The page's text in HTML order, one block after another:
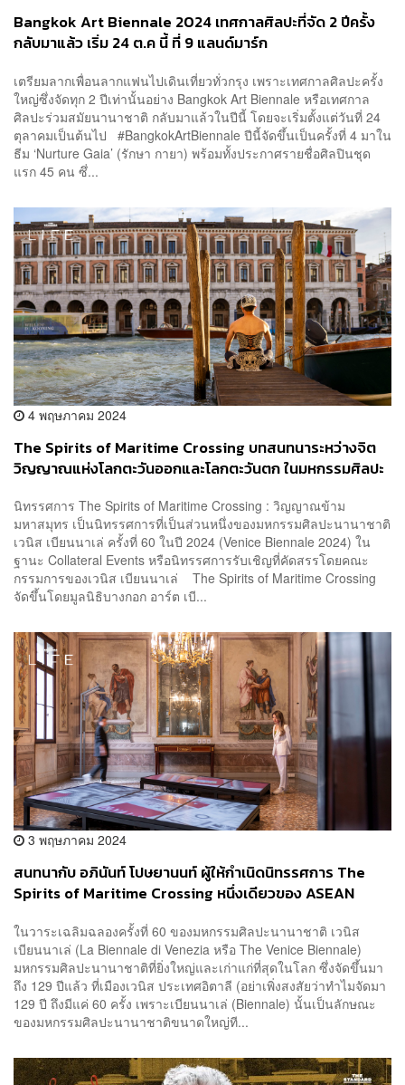
Bangkok Art Biennale 2024 เทศกาลศิลปะที่จัด 2 ปีครั้ง
กลับมาแล้ว เริ่ม 24 ต.ค นี้ ที่ 9 แลนด์มาร์ก
เตรียมลากเพื่อนลากแฟนไปเดินเที่ยวทั่วกรุง เพราะเทศกาลศิลปะครั้ง
ใหญ่ซึ่งจัดทุก 2 ปีเท่านั้นอย่าง Bangkok Art Biennale หรือเทศกาล
ศิลปะร่วมสมัยนานาชาติ กลับมาแล้วในปีนี้ โดยจะเริ่มตั้งแต่วันที่ 24
ตุลาคมเป็นต้นไป #BangkokArtBiennale ปีนี้จัดขึ้นเป็นครั้งที่ 4 มาใน
ธีม ‘Nurture Gaia’ (รักษา กายา) พร้อมทั้งประกาศรายชื่อศิลปินชุด
แรก 45 คน ซึ่...
4 พฤษภาคม 2024
The Spirits of Maritime Crossing บทสนทนาระหว่างจิต
วิญญาณแห่งโลกตะวันออกและโลกตะวันตก ในมหกรรมศิลปะ
นิทรรศการ The Spirits of Maritime Crossing : วิญญาณข้าม
มหาสมุทร เป็นนิทรรศการที่เป็นส่วนหนึ่งของมหกรรมศิลปะนานาชาติ
เวนิส เบียนนาเล่ ครั้งที่ 60 ในปี 2024 (Venice Biennale 2024) ใน
ฐานะ Collateral Events หรือนิทรรศการรับเชิญที่คัดสรรโดยคณะ
กรรมการของเวนิส เบียนนาเล่ The Spirits of Maritime Crossing
จัดขึ้นโดยมูลนิธิบางกอก อาร์ต เบี...
3 พฤษภาคม 2024
สนทนากับ อภินันท์ โปษยานนท์ ผู้ให้กำเนิดนิทรรศการ The
Spirits of Maritime Crossing หนึ่งเดียวของ ASEAN
ในวาระเฉลิมฉลองครั้งที่ 60 ของมหกรรมศิลปะนานาชาติ เวนิส
เบียนนาเล่ (La Biennale di Venezia หรือ The Venice Biennale)
มหกรรมศิลปะนานาชาติที่ยิ่งใหญ่และเก่าแก่ที่สุดในโลก ซึ่งจัดขึ้นมา
ถึง 129 ปีแล้ว ที่เมืองเวนิส ประเทศอิตาลี (อย่าเพิ่งสงสัยว่าทำไมจัดมา
129 ปี ถึงมีแค่ 60 ครั้ง เพราะเบียนนาเล่ (Biennale) นั้นเป็นลักษณะ
ของมหกรรมศิลปะนานาชาติขนาดใหญ่ที...